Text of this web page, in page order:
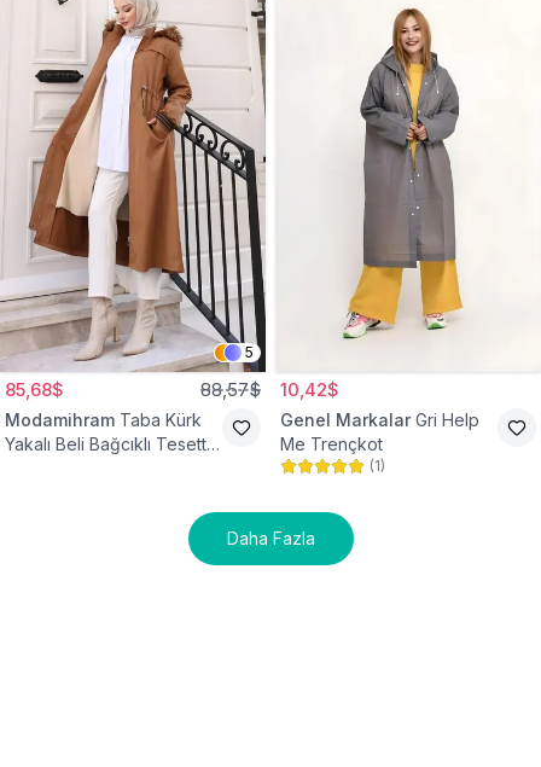
5
85,68$ 88,57$
Modamihram Taba Kürk
Yakalı Beli Bağcıklı Tesettür
10,42$
Genel Markalar Gri Help
Me Trençkot
(1)
Daha Fazla